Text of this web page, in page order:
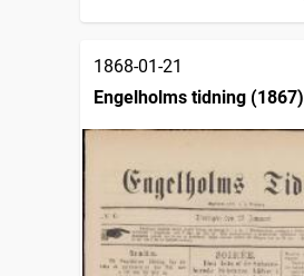
1868-01-21
Engelholms tidning (1867)